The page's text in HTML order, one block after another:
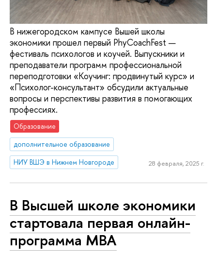
В нижегородском кампусе Вышей школы
экономики прошел первый PhyCoachFest —
фестиваль психологов и коучей. Выпускники и
преподаватели программ профессиональной
переподготовки «Коучинг: продвинутый курс» и
«Психолог-консультант» обсудили актуальные
вопросы и перспективы развития в помогающих
профессиях.
Образование
дополнительное образование
НИУ ВШЭ в Нижнем Новгороде
28 февраля, 2025 г.
В Высшей школе экономики
стартовала первая онлайн-
программа МВА